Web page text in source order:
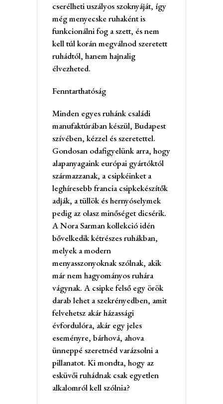
cserélheti uszályos szoknyáját, így
még menyecske ruhaként is
funkcionálni fog a szett, és nem
kell túl korán megválnod szeretett
ruhádtól, hanem hajnalig
élvezheted.
Fenntarthatóság
Minden egyes ruhánk családi
manufaktúrában készül, Budapest
szívében, kézzel és szeretettel.
Gondosan odafigyelünk arra, hogy
alapanyagaink európai gyártóktól
származzanak, a csipkéinket a
leghíresebb francia csipkekészítők
adják, a tüllök és hernyóselymek
pedig az olasz minőséget dicsérik.
A Nora Sarman kollekció idén
bővelkedik kétrészes ruhákban,
melyek a modern
menyasszonyoknak szólnak, akik
már nem hagyományos ruhára
vágynak. A csipke felső egy örök
darab lehet a szekrényedben, amit
felvehetsz akár házassági
évfordulóra, akár egy jeles
eseményre, bárhová, ahova
ünneppé szeretnéd varázsolni a
pillanatot. Ki mondta, hogy az
esküvői ruhádnak csak egyetlen
alkalomról kell szólnia?